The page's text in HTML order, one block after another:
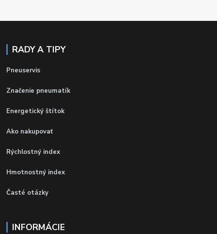
RADY A TIPY
Pneuservis
Značenie pneumatík
Energetický štítok
Ako nakupovať
Rýchlostný index
Hmotnostný index
Časté otázky
INFORMÁCIE